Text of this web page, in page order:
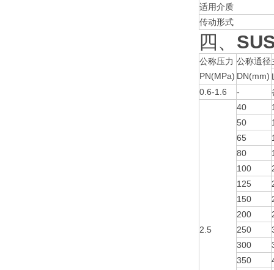
适用介质
传动形式
四、
公称压力
PN(MPa)
公称通径
DN(mm)
0.6-1.6
-
2.5
40
50
65
80
100
125
150
200
250
300
350